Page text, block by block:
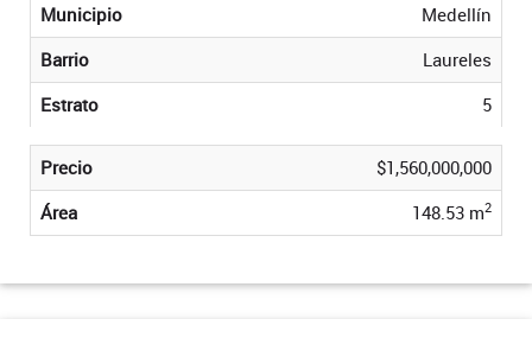
Municipio
Medellín
Barrio
Laureles
Estrato
5
Precio
$1,560,000,000
Área
148.53 m2